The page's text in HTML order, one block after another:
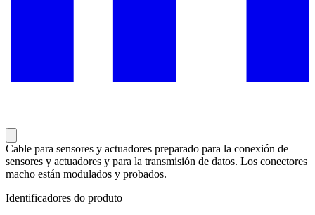
Cable para sensores y actuadores preparado para la conexión de
sensores y actuadores y para la transmisión de datos. Los conectores
macho están modulados y probados.
Identificadores do produto